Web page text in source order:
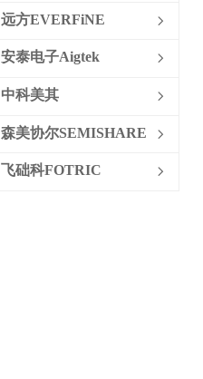
ꁇ
远方EVERFiNE
ꁇ
安泰电子Aigtek
ꁇ
中科美其
ꁇ
森美协尔SEMISHARE
ꁇ
飞础科FOTRIC